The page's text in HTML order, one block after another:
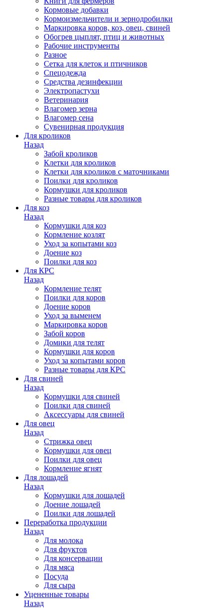
Кормовые добавки
Кормоизмельчители и зернодробилки
Маркировка коров, коз, овец, свиней
Обогрев цыплят, птиц и животных
Рабочие инструменты
Разное
Сетка для клеток и птичников
Спецодежда
Средства дезинфекции
Электропастухи
Ветеринария
Влагомер зерна
Влагомер сена
Сувенирная продукция
Для кроликов
Назад
Забой кроликов
Клетки для кроликов
Клетки для кроликов с маточниками
Поилки для кроликов
Кормушки для кроликов
Разные товары для кроликов
Для коз
Назад
Кормушки для коз
Кормление козлят
Уход за копытами коз
Доение коз
Поилки для коз
Для КРС
Назад
Кормление телят
Поилки для коров
Доение коров
Уход за выменем
Маркировка коров
Забой коров
Домики для телят
Кормушки для коров
Уход за копытами коров
Разные товары для КРС
Для свиней
Назад
Кормушки для свиней
Поилки для свиней
Аксессуары для свиней
Для овец
Назад
Стрижка овец
Кормушки для овец
Поилки для овец
Кормление ягнят
Для лошадей
Назад
Кормушки для лошадей
Доение лошадей
Поилки для лошадей
Переработка продукции
Назад
Для молока
Для фруктов
Для консервации
Для мяса
Посуда
Для сыра
Уцененные товары
Назад